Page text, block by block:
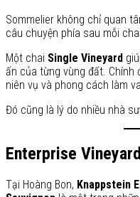
Sommelier không chỉ quan
câu chuyện phía sau mỗi
Một chai Single Vineyard
ấn của từng vùng đất. Chính
niên vụ và phong cách làm
Đó cũng là lý do nhiều nhà
Enterprise
Tại Hoàng Bon, Knappstein